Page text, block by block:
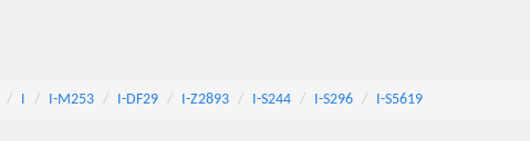
I I-M253 I-DF29 I-Z2893 I-S244 I-S296 I-S5619